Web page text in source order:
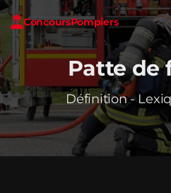
ConcoursPompiers
Patte de
Définition -